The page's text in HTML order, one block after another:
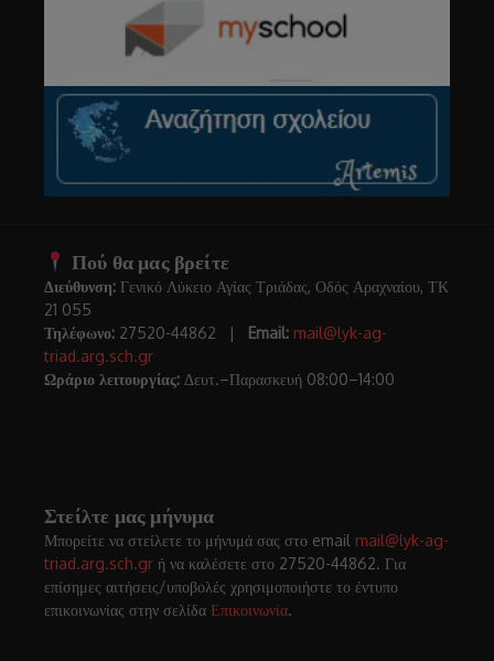
Πού θα μας βρείτε
Διεύθυνση: Γενικό Λύκειο Αγίας Τριάδας, Οδός Αραχναίου, ΤΚ
21 055
Τηλέφωνο: 27520-44862 | Email: mail@lyk-ag-
triad.arg.sch.gr
Ωράριο λειτουργίας: Δευτ.–Παρασκευή 08:00–14:00
Στείλτε μας μήνυμα
Μπορείτε να στείλετε το μήνυμά σας στο email mail@lyk-ag-
triad.arg.sch.gr ή να καλέσετε στο 27520-44862. Για
επίσημες αιτήσεις/υποβολές χρησιμοποιήστε το έντυπο
επικοινωνίας στην σελίδα Επικοινωνία.